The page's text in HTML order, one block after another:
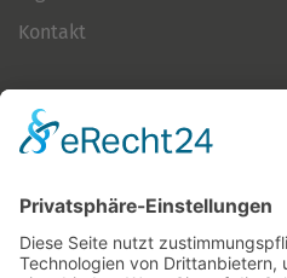
Kontakt
Folge mir